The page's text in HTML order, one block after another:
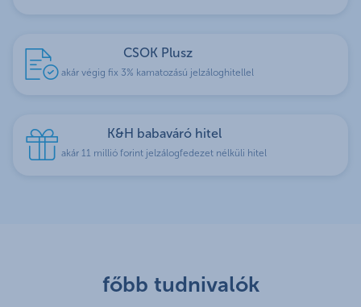
CSOK Plusz
akár végig fix 3% kamatozású jelzáloghitellel
K&H babaváró hitel
akár 11 millió forint jelzálogfedezet nélküli hitel
főbb tudnivalók